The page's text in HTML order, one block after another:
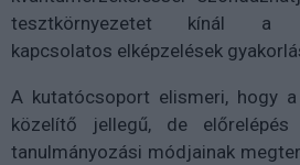
tesztkörnyezetet kínál a
kapcsolatos elképzelések
A kutatócsoport elismeri, hogy
közelítő jellegű, de előrelépés
tanulmányozási módjainak